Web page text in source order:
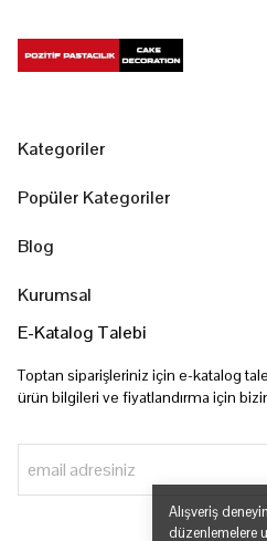
Alışveriş
düzenlemelere
Kategoriler
Popüler Kategoriler
Blog
Kurumsal
E-Katalog Talebi
Toptan siparişleriniz için e-katalog
ürün bilgileri ve fiyatlandırma için